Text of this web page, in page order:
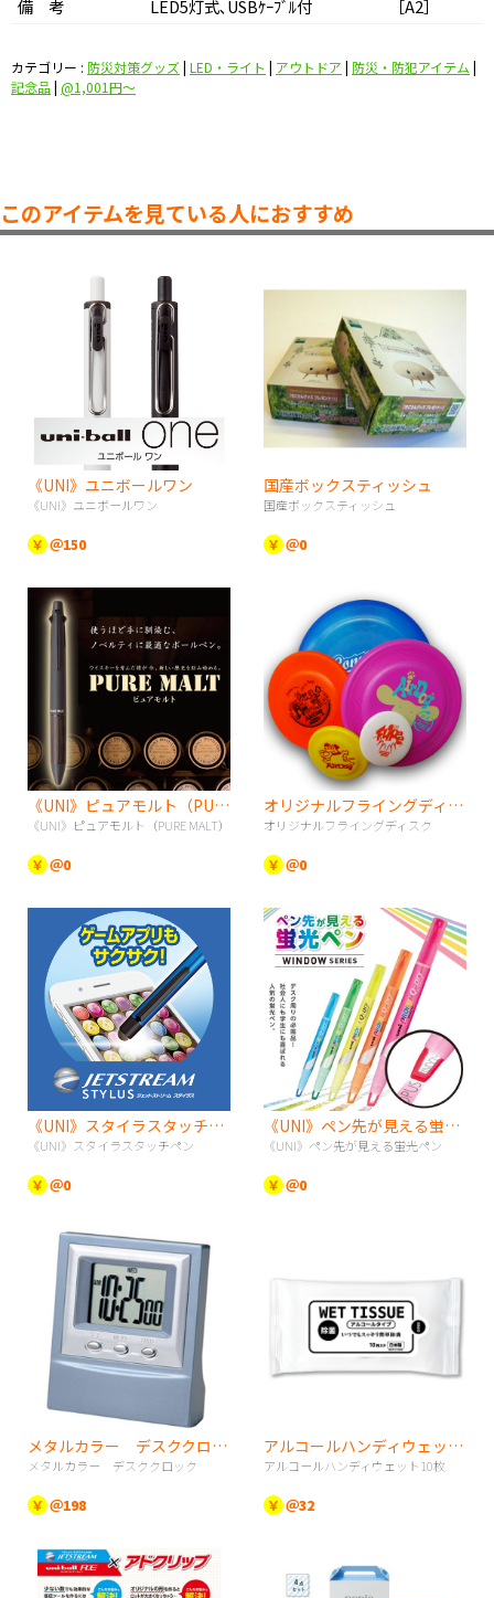
備 考 LED5灯式､USBｹｰﾌﾞﾙ付 ［A2］
カテゴリー : 防災対策グッズ| LED・ライト | アウトドア | 防災・防犯アイテム |
記念品| @1,001円〜
このアイテムを見ている人におすすめ
《UNI》ユニボールワン
《UNI》ユニボールワン
￥ ＠150
国産ボックスティッシュ
国産ボックスティッシュ
￥ ＠0
《UNI》ピュアモルト（PURE MALT）
《UNI》ピュアモルト（PURE MALT）
￥ ＠0
オリジナルフライングディスク
オリジナルフライングディスク
￥ ＠0
《UNI》スタイラスタッチペン
《UNI》スタイラスタッチペン
￥ ＠0
《UNI》ペン先が見える蛍光ペン
《UNI》ペン先が見える蛍光ペン
￥ ＠0
メタルカラー デスククロック
メタルカラー デスククロック
￥ ＠198
アルコールハンディウェット10枚
アルコールハンディウェット10枚
￥ ＠32